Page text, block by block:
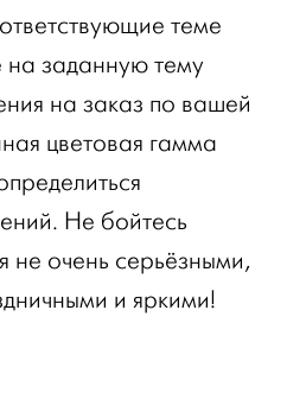
теме
на заданную тему
на заказ по вашей
цветовая гамма
Не бойтесь
не очень серьёзными,
и яркими!